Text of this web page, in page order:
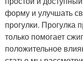
форму и улучшать
прогулки. Прогулка
только помогает
положительное